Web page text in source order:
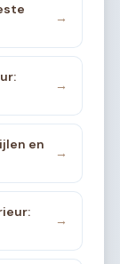
→
→
en
→
→